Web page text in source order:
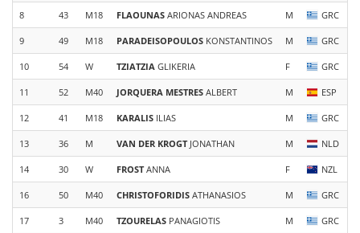
8 43 M18 FLAOUNAS ARIONAS ANDREAS M GRC
9 49 M18 PARADEISOPOULOS KONSTANTINOS M GRC
10 54 W TZIATZIA GLIKERIA F GRC
11 52 M40 JORQUERA MESTRES ALBERT M ESP
12 41 M18 KARALIS ILIAS M GRC
13 36 M VAN DER KROGTJONATHAN M NLD
14 30 W FROSTANNA F NZL
16 50 M40 CHRISTOFORIDIS ATHANASIOS M GRC
17 3 M40 TZOURELAS PANAGIOTIS M GRC